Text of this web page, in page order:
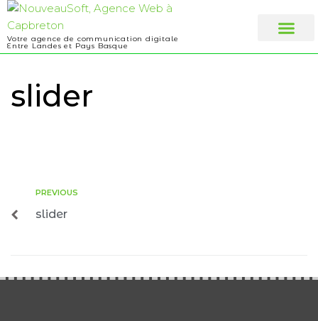
Votre agence de communication digitale
Entre Landes et Pays Basque
slider
PREVIOUS
slider